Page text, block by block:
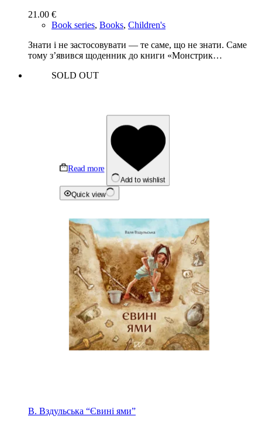
21.00 €
Book series, Books, Children's
Знати і не застосовувати — те саме, що не знати. Саме
тому з’явився щоденник до книги «Монстрик…
SOLD OUT
Read more
Add to wishlist
Quick view
В. Вздульська “Євині ями”